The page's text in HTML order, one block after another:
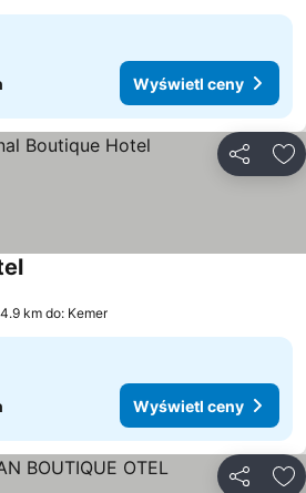
Wyświetl ceny
Wyświetl ceny
km do: Kemer
Wyświetl ceny